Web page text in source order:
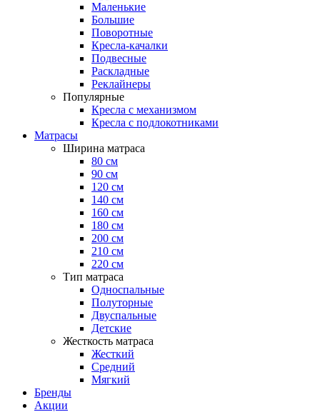
Маленькие
Большие
Поворотные
Кресла-качалки
Подвесные
Раскладные
Реклайнеры
Популярные
Кресла с механизмом
Кресла с подлокотниками
Матрасы
Ширина матраса
80 см
90 см
120 см
140 см
160 см
180 см
200 см
210 см
220 см
Тип матраса
Односпальные
Полуторные
Двуспальные
Детские
Жесткость матраса
Жесткий
Средний
Мягкий
Бренды
Акции